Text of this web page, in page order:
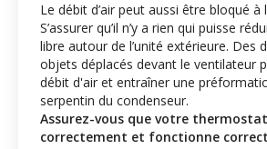
Le débit d’air peut aussi être bloqué à
S’assurer qu’il n’y a rien qui puisse
libre autour de l’unité extérieure. Des
objets déplacés devant le ventilateur
débit d'air et entraîner une
serpentin du condenseur.
Assurez-vous que votre
correctement et fonctionne